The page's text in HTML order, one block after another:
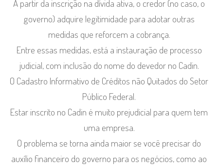
À partir da inscrição na dívida ativa, o credor (no caso, o
governo) adquire legitimidade para adotar outras
medidas que reforcem a cobrança.
Entre essas medidas, está a instauração de processo
judicial, com inclusão do nome do devedor no Cadin.
O Cadastro Informativo de Créditos não Quitados do Setor
Público Federal.
Estar inscrito no Cadin é muito prejudicial para quem tem
uma empresa.
O problema se torna ainda maior se você precisar do
auxílio financeiro do governo para os negócios, como ao